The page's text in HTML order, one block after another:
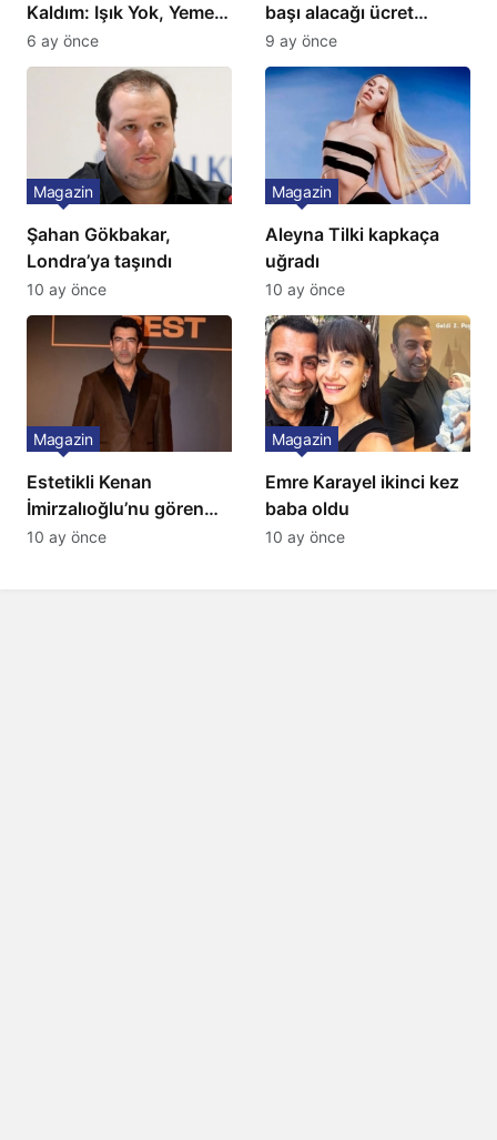
Kaldım: Işık Yok, Yemek
Yok, Tuvalet Yok!”
Çağla Şikel’den Şok
6 ay önce
başı alacağı ücret
Türkiye’de bir ilk:
Gözünü 2 ilçeye dikti!
9 ay önce
Şahan Gökbakar,
Londra’ya taşındı
Magazin
10 ay önce
Aleyna Tilki kapkaça
uğradı
Magazin
10 ay önce
Estetikli Kenan
İmirzalıoğlu’nu gören
tanıyamıyor: Son hali
Magazin
10 ay önce
Emre Karayel ikinci kez
baba oldu
Magazin
10 ay önce